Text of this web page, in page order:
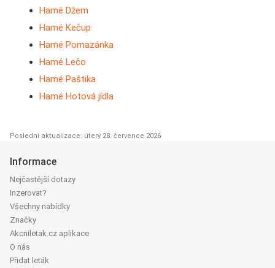
Hamé Džem
Hamé Kečup
Hamé Pomazánka
Hamé Lečo
Hamé Paštika
Hamé Hotová jídla
Poslední aktualizace: úterý 28. července 2026
Informace
Nejčastější dotazy
Inzerovat?
Všechny nabídky
Značky
Akcniletak.cz aplikace
O nás
Přidat leták